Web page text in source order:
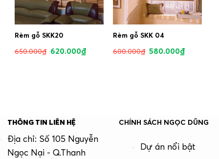
Rèm gỗ SKK20
650.000₫ 620.000₫
Rèm gỗ SKK 04
600.000₫ 580.000₫
THÔNG TIN LIÊN HỆ
Địa chỉ: Số 105 Nguyễn
Ngọc Nại - Q.Thanh
CHÍNH SÁCH NGỌC DŨNG
Dự án nổi bật